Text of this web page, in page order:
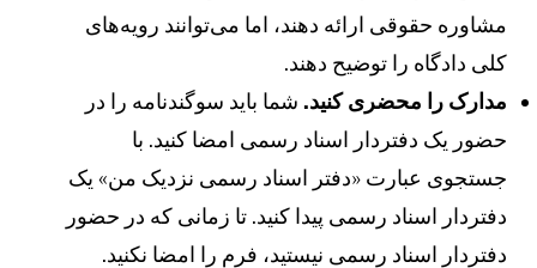
مشاوره حقوقی ارائه دهند، اما می‌توانند رویه‌های
کلی دادگاه را توضیح دهند.
مدارک را محضری کنید.شما باید سوگندنامه را در
حضور یک دفتردار اسناد رسمی امضا کنید. با
جستجوی عبارت «دفتر اسناد رسمی نزدیک من» یک
دفتردار اسناد رسمی پیدا کنید. تا زمانی که در حضور
دفتردار اسناد رسمی نیستید، فرم را امضا نکنید.